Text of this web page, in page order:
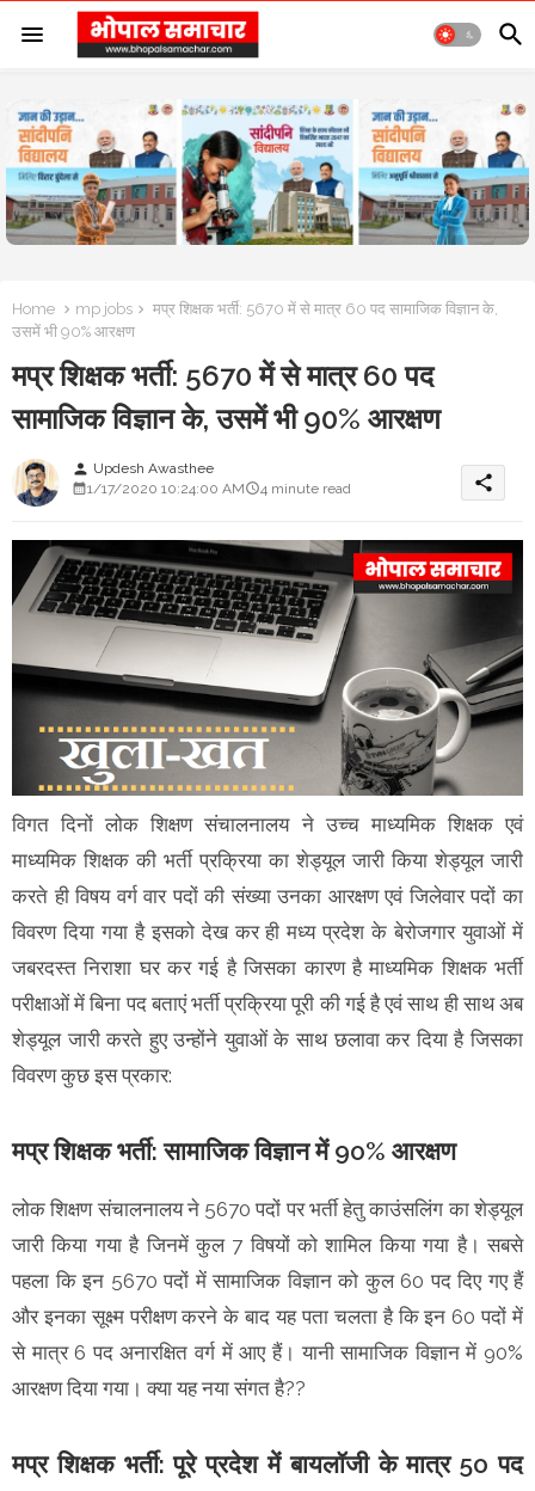
Home mp jobs
मप्र शिक्षक भर्ती: 5670 में से मात्र 60 पद सामाजिक विज्ञान के,
उसमें भी 90% आरक्षण
मप्र शिक्षक भर्ती: 5670 में से मात्र 60 पद
सामाजिक विज्ञान के, उसमें भी 90% आरक्षण
person Updesh Awasthee
1/17/2020 10:24:00 AM
4 minute read share
विगत दिनों लोक शिक्षण संचालनालय ने उच्च माध्यमिक शिक्षक एवं
माध्यमिक शिक्षक की भर्ती प्रक्रिया का शेड्यूल जारी किया शेड्यूल जारी
करते ही विषय वर्ग वार पदों की संख्या उनका आरक्षण एवं जिलेवार पदों का
विवरण दिया गया है इसको देख कर ही मध्य प्रदेश के बेरोजगार युवाओं में
जबरदस्त निराशा घर कर गई है जिसका कारण है माध्यमिक शिक्षक भर्ती
परीक्षाओं में बिना पद बताएं भर्ती प्रक्रिया पूरी की गई है एवं साथ ही साथ अब
शेड्यूल जारी करते हुए उन्होंने युवाओं के साथ छलावा कर दिया है जिसका
विवरण कुछ इस प्रकार:
मप्र शिक्षक भर्ती: सामाजिक विज्ञान में 90% आरक्षण
लोक शिक्षण संचालनालय ने 5670 पदों पर भर्ती हेतु काउंसलिंग का शेड्यूल
जारी किया गया है जिनमें कुल 7 विषयों को शामिल किया गया है। सबसे
पहला कि इन 5670 पदों में सामाजिक विज्ञान को कुल 60 पद दिए गए हैं
और इनका सूक्ष्म परीक्षण करने के बाद यह पता चलता है कि इन 60 पदों में
से मात्र 6 पद अनारक्षित वर्ग में आए हैं। यानी सामाजिक विज्ञान में 90%
आरक्षण दिया गया। क्या यह नया संगत है??
मप्र शिक्षक भर्ती: पूरे प्रदेश में बायलॉजी के मात्र 50 पद